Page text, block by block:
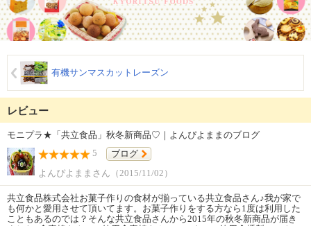
有機サンマスカットレーズン
レビュー
モニプラ★「共立食品」秋冬新商品♡｜よんぴよままのブログ
5
ブログ
よんぴよままさん（2015/11/02）
共立食品株式会社お菓子作りの食材が揃っている共立食品さん♪我が家で
も何かと愛用させて頂いてます。お菓子作りをする方なら1度は利用した
こともあるのでは？そんな共立食品さんから2015年の秋冬新商品が届き